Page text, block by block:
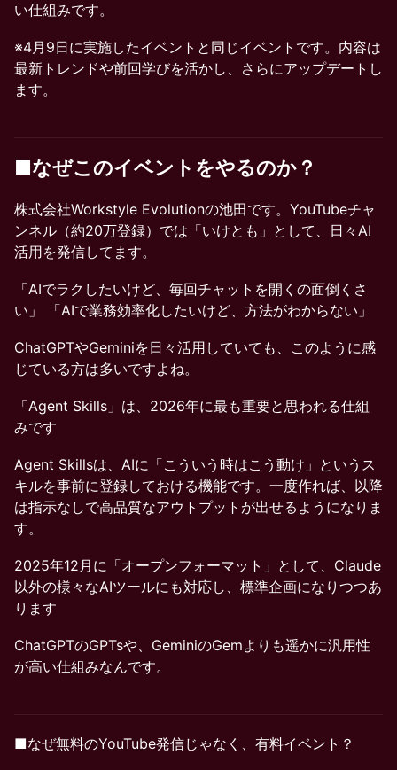
い仕組みです。
※4月9日に実施したイベントと同じイベントです。内容は
最新トレンドや前回学びを活かし、さらにアップデートし
ます。
■なぜこのイベントをやるのか？
株式会社Workstyle Evolutionの池田です。YouTubeチャ
ンネル（約20万登録）では「いけとも」として、日々AI
活用を発信してます。
「AIでラクしたいけど、毎回チャットを開くの面倒くさ
い」 「AIで業務効率化したいけど、方法がわからない」
ChatGPTやGeminiを日々活用していても、このように感
じている方は多いですよね。
「Agent Skills」は、2026年に最も重要と思われる仕組
みです
Agent Skillsは、AIに「こういう時はこう動け」というス
キルを事前に登録しておける機能です。一度作れば、以降
は指示なしで高品質なアウトプットが出せるようになりま
す。
2025年12月に「オープンフォーマット」として、Claude
以外の様々なAIツールにも対応し、標準企画になりつつあ
ります
ChatGPTのGPTsや、GeminiのGemよりも遥かに汎用性
が高い仕組みなんです。
■なぜ無料のYouTube発信じゃなく、有料イベント？